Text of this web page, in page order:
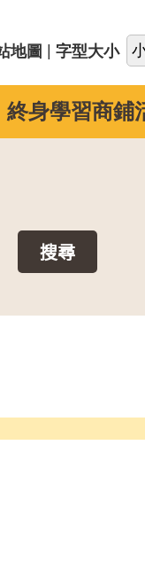
地圖 字型大小
終身學習商鋪